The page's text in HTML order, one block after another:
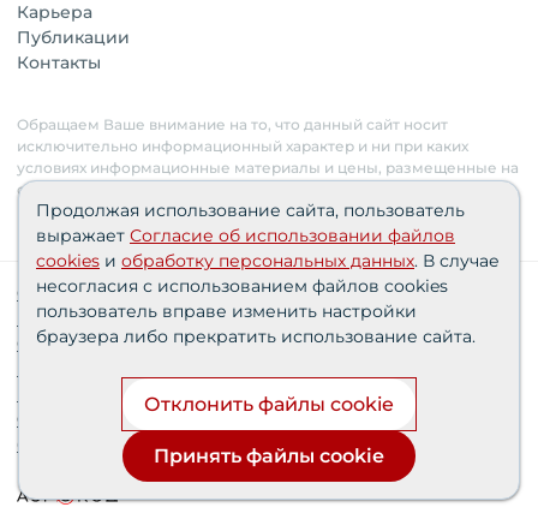
Карьера
Публикации
Контакты
Обращаем Ваше внимание на то, что данный сайт носит
исключительно информационный характер и ни при каких
условиях информационные материалы и цены, размещенные на
сайте, не являются публичной офертой. Застройщик имеет
право изменять стоимость объектов.
Сведения о реализуемых требованиях к защите
персональных данных АО «СЗ «Партнер‑Строй»»
Согласия пользователей
Политика персональных данных
Финансирование строительства при поддержке
банка дом.рф
Разработка и продвижение сайта —
Продолжая использование сайта, пользователь
выражает Согласие об использовании файлов
cookies и обработку персональных данных. В случае
несогласия с использованием файлов cookies
пользователь вправе изменить настройки
браузера либо прекратить использование сайта.
Отклонить файлы cookie
Принять файлы cookie